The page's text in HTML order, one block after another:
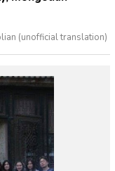
(unofficial translation)